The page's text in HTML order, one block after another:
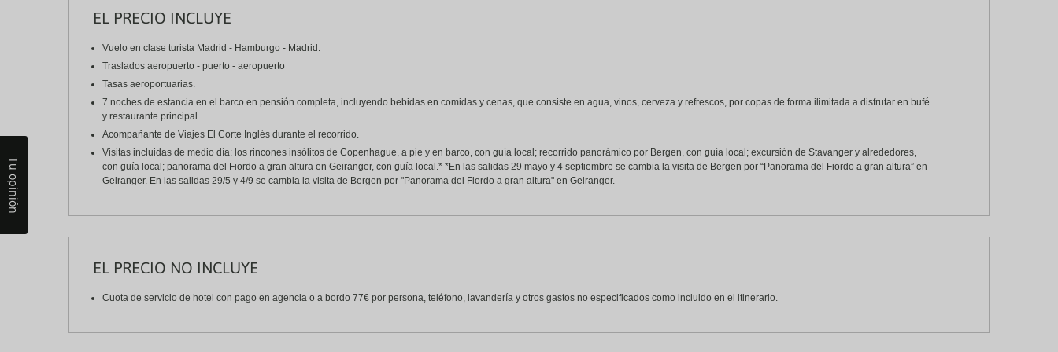
EL PRECIO INCLUYE
Vuelo en clase turista Madrid - Hamburgo - Madrid.
Traslados aeropuerto - puerto - aeropuerto
Tasas aeroportuarias.
7 noches de estancia en el barco en pensión completa, incluyendo bebidas en comidas y cenas, que consiste en agua, vinos, cerveza y refrescos, por copas de forma ilimitada a disfrutar en bufé
y restaurante principal.
Acompañante de Viajes El Corte Inglés durante el recorrido.
Visitas incluidas de medio día: los rincones insólitos de Copenhague, a pie y en barco, con guía local; recorrido panorámico por Bergen, con guía local; excursión de Stavanger y alrededores,
con guía local; panorama del Fiordo a gran altura en Geiranger, con guía local.* *En las salidas 29 mayo y 4 septiembre se cambia la visita de Bergen por “Panorama del Fiordo a gran altura” en
Geiranger. En las salidas 29/5 y 4/9 se cambia la visita de Bergen por "Panorama del Fiordo a gran altura" en Geiranger.
EL PRECIO NO INCLUYE
Cuota de servicio de hotel con pago en agencia o a bordo 77€ por persona, teléfono, lavandería y otros gastos no especificados como incluido en el itinerario.
Tu opinión